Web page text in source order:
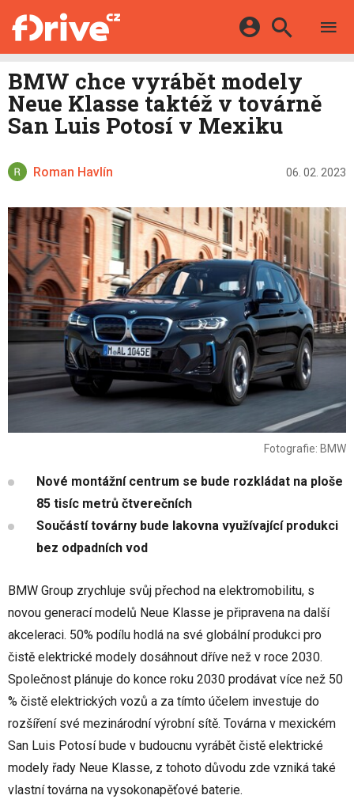
KATALOG
MAPA STANIC
DALŠÍ
HYBRIDY
E-MOTORSPORT
OSTATNÍ
Facebook Google
BMW chce vyrábět modely
Neue Klasse taktéž v továrně
San Luis Potosí v Mexiku
Roman Havlín 06. 02. 2023
Fotografie: BMW
Nové montážní centrum se bude rozkládat na ploše
85 tisíc metrů čtverečních
Součástí továrny bude lakovna využívající produkci
bez odpadních vod
BMW Group zrychluje svůj přechod na elektromobilitu, s
novou generací modelů Neue Klasse je připravena na další
akceleraci. 50% podílu hodlá na své globální produkci pro
čistě elektrické modely dosáhnout dříve než v roce 2030.
Společnost plánuje do konce roku 2030 prodávat více než 50
% čistě elektrických vozů a za tímto účelem investuje do
rozšíření své mezinárodní výrobní sítě. Továrna v mexickém
San Luis Potosí bude v budoucnu vyrábět čistě elektrické
modely řady Neue Klasse, z tohoto důvodu zde vzniká také
vlastní továrna na vysokonapěťové baterie.